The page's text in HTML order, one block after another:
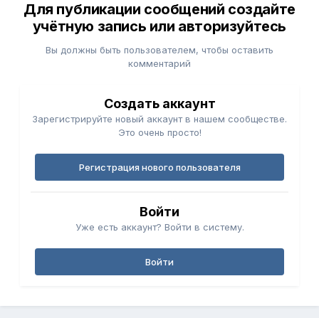
Для публикации сообщений создайте
учётную запись или авторизуйтесь
Вы должны быть пользователем, чтобы оставить
комментарий
Создать аккаунт
Зарегистрируйте новый аккаунт в нашем сообществе.
Это очень просто!
Регистрация нового пользователя
Войти
Уже есть аккаунт? Войти в систему.
Войти